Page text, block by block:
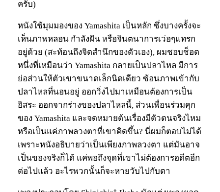
ครับ)
หนังใช้มุมมองของ Yamashita เป็นหลัก ซึ่งบางครั้งจะ
เห็นภาพหลอน กำลังฝัน หรือจินตนาการเว่อๆแทรก
อยู่ด้วย (สะท้อนถึงจิตสำนึกของตัวเอง), ผมชอบช็อต
หนึ่งที่เหมือนว่า Yamashita กลายเป็นปลาไหล มีการ
ย่อส่วนให้ตัวเขาขนาดเล็กนิดเดียว ซ้อนภาพเข้ากับ
ปลาไหลที่นอนอยู่ ออกวิ่งไปมาเหมือนต้องการเป็น
อิสระ ออกจากร่างของปลาไหลนี้, ส่วนเพื่อนร่วมคุก
ของ Yamashita และจดหมายต้นเรื่องมีตัวตนจริงไหม
หรือเป็นแค่ภาพลวงตาที่เขาคิดขึ้น? นี่ผมก็ตอบไม่ได้
เพราะหนังอธิบายว่าเป็นเพียงภาพลวงตา แต่มันอาจ
เป็นของจริงก็ได้ แค่พอถึงจุดที่เขาไม่ต้องการอดีตอีก
ต่อไปแล้ว อะไรพวกนั้นก็จะหายวับไปกับตา